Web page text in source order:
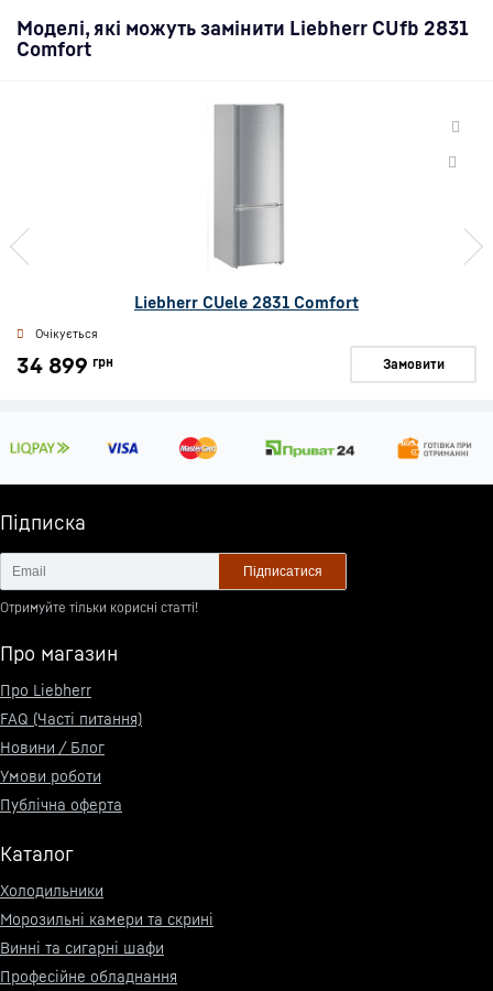
Моделі, які можуть замінити Liebherr CUfb 2831
Comfort
Liebherr CUele 2831 Comfort
Очікується
34 899 грн Замовити
Підписка
Підписатися
Отримуйте тільки корисні статті!
Про магазин
Про Liebherr
FAQ (Часті питання)
Новини / Блог
Умови роботи
Публічна оферта
Каталог
Холодильники
Морозильні камери та скрині
Винні та сигарні шафи
Професійне обладнання